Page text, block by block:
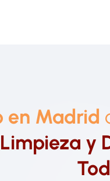
en Madrid
Limpieza y